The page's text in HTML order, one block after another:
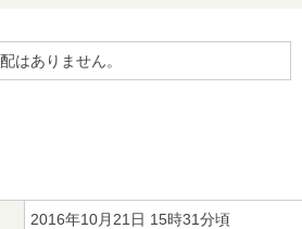
はありません。
2016年10月21日 15時31分頃